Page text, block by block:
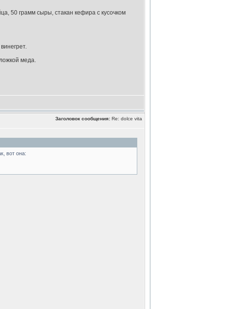
50 грамм сыры, стакан кефира с кусочком
меда.
Заголовок сообщения:Re: dolce vita
вот она: